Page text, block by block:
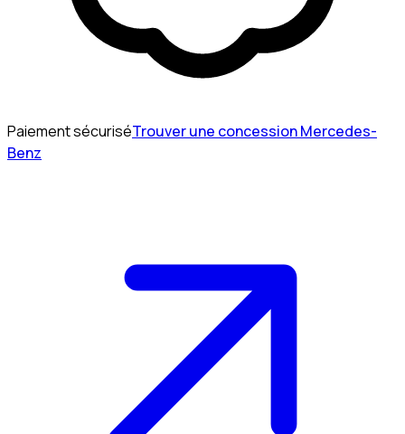
Paiement sécuriséTrouver une concession Mercedes-
Benz